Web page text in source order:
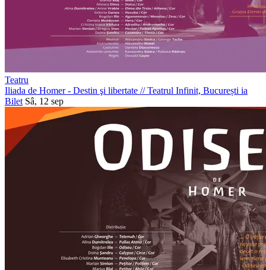
Teatru
Iliada de Homer - Destin şi libertate //Teatrul Infinit, București ia
Bilet Sâ, 12 sep